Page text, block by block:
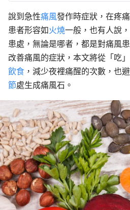
說到急性痛風發作時症狀，在疼
患者形容如火燒一般，也有人說
患處，無論是哪者，都是對痛風
改善痛風的症狀，本文將從「吃
飲食 ，減少夜裡痛醒的次數，也
節處生成痛風石。